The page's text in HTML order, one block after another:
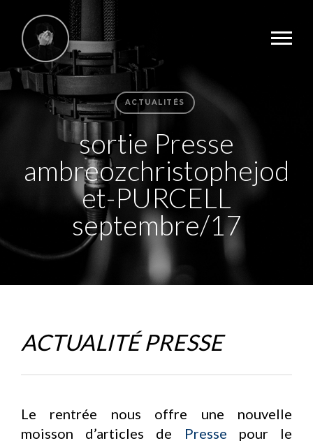
ACTUALITÉS
sortie Presse
ambreozchristophejod
et-PURCELL
septembre/17
ACTUALITÉ PRESSE
Le rentrée nous offre une nouvelle
moisson d’articles de Presse pour le